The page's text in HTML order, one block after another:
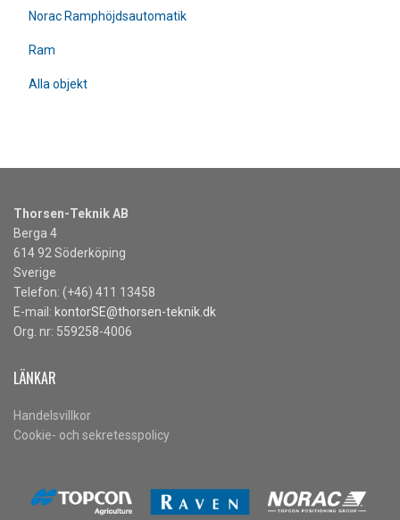
Norac Ramphöjdsautomatik
Ram
Alla objekt
Thorsen-Teknik AB
Berga 4
614 92 Söderköping
Sverige
Telefon: (+46) 411 13458
E-mail: kontorSE@thorsen-teknik.dk
Org. nr: 559258-4006
LÄNKAR
Handelsvillkor
Cookie- och sekretesspolicy